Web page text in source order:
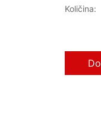
Količina: